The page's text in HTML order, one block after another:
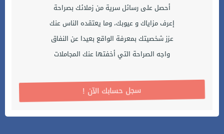
أحصل على رسائل سرية من زملائك بصراحة
إعرف مزاياك و عيوبك، وما يعتقده الناس عنك
عزز شخصيتك بمعرفة الواقع بعيدا عن النفاق
واجه الصراحة التي أخفتها عنك المجاملات
! سجل حسابك الآن